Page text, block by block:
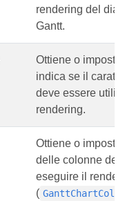
rendering del
Gantt.
Ottiene o
indica se il
deve essere
rendering.
Ottiene o imposta
delle colonne
eseguire il
(